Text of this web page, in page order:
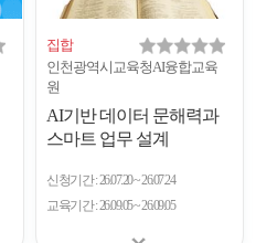
집합
인천광역시교육청AI융합교육
원
AI기반 데이터 문해력과
스마트 업무 설계
신청기간 26.07.20 ~ 26.07.24
교육기간 26.09.05 ~ 26.09.05